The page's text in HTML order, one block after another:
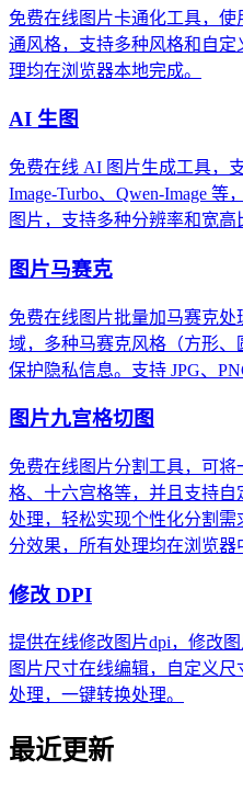
免费在线图片卡通化工具，
通风格，支持多种风格和自
理均在浏览器本地完成。
AI 生图
免费在线 AI 图片生成工具，
Image-Turbo、Qwen-Image
图片，支持多种分辨率和宽高
图片马赛克
免费在线图片批量加马赛克
域，多种马赛克风格（方形、
保护隐私信息。支持 JPG、
图片九宫格切图
免费在线图片分割工具，可
格、十六宫格等，并且支持
处理，轻松实现个性化分割
分效果，所有处理均在浏览器
修改 DPI
提供在线修改图片dpi，修改
图片尺寸在线编辑，自定义
处理，一键转换处理。
最近更新